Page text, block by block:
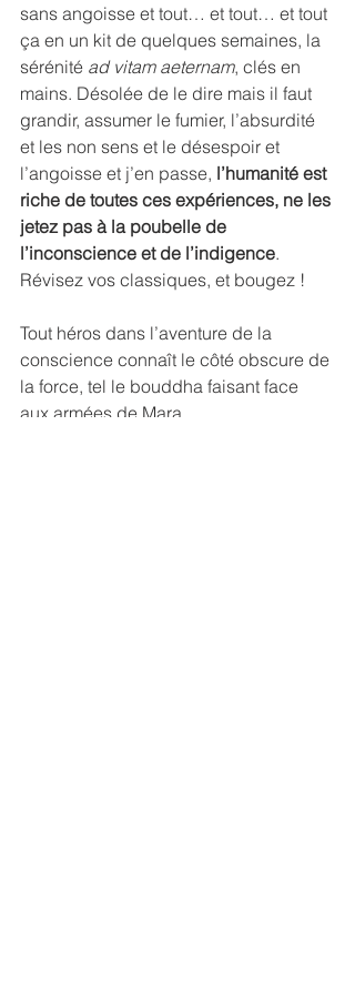
sans angoisse et tout… et tout… et tout
ça en un kit de quelques semaines, la
sérénité ad vitam aeternam, clés en
mains. Désolée de le dire mais il faut
grandir, assumer le fumier, l’absurdité
et les non sens et le désespoir et
l’angoisse et j’en passe, l’humanité est
riche de toutes ces expériences, ne les
jetez pas à la poubelle de
l’inconscience et de l’indigence.
Révisez vos classiques, et bougez !
Tout héros dans l’aventure de la
conscience connaît le côté obscure de
la force, tel le bouddha faisant face
aux armées de Mara.